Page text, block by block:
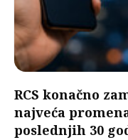
RCS konačno
najveća
poslednjih 30